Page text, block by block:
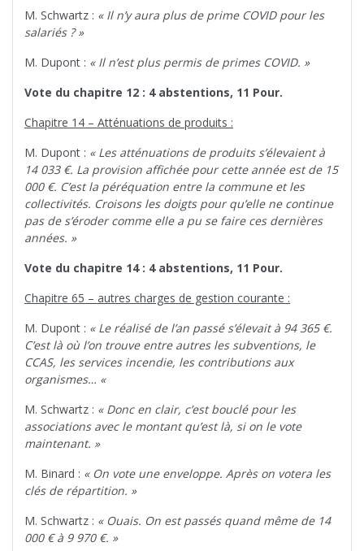
M. Schwartz : « Il n’y aura plus de prime COVID pour les
salariés ? »
M. Dupont : « Il n’est plus permis de primes COVID. »
Vote du chapitre 12 : 4 abstentions, 11 Pour.
Chapitre 14 – Atténuations de produits :
M. Dupont : « Les atténuations de produits s’élevaient à
14 033 €. La provision affichée pour cette année est de 15
000 €. C’est la péréquation entre la commune et les
collectivités. Croisons les doigts pour qu’elle ne continue
pas de s’éroder comme elle a pu se faire ces dernières
années. »
Vote du chapitre 14 : 4 abstentions, 11 Pour.
Chapitre 65 – autres charges de gestion courante :
M. Dupont : « Le réalisé de l’an passé s’élevait à 94 365 €.
C’est là où l’on trouve entre autres les subventions, le
CCAS, les services incendie, les contributions aux
organismes… «
M. Schwartz : « Donc en clair, c’est bouclé pour les
associations avec le montant qu’est là, si on le vote
maintenant. »
M. Binard : « On vote une enveloppe. Après on votera les
clés de répartition. »
M. Schwartz : « Ouais. On est passés quand même de 14
000 € à 9 970 €. »